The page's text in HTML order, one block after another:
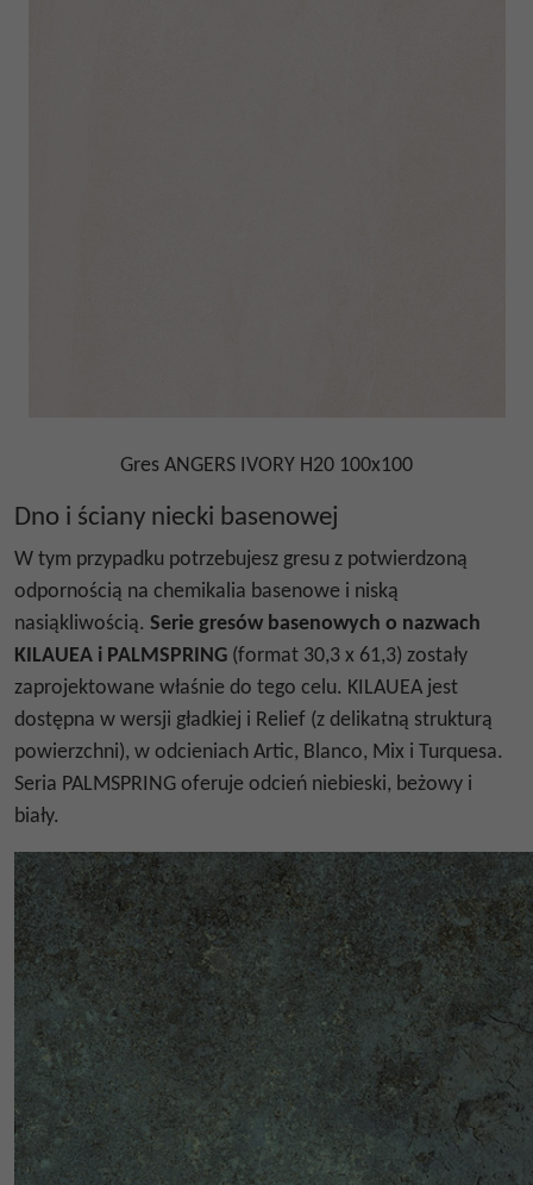
Gres ANGERS IVORY H20 100x100
Dno i ściany niecki basenowej
W tym przypadku potrzebujesz gresu z potwierdzoną
odpornością na chemikalia basenowe i niską
nasiąkliwością. Serie gresów basenowych o nazwach
KILAUEA i PALMSPRING (format 30,3 x 61,3) zostały
zaprojektowane właśnie do tego celu. KILAUEA jest
dostępna w wersji gładkiej i Relief (z delikatną strukturą
powierzchni), w odcieniach Artic, Blanco, Mix i Turquesa.
Seria PALMSPRING oferuje odcień niebieski, beżowy i
biały.